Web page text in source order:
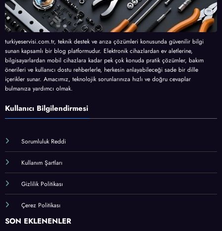
turkiyeservisi.com.tr, teknik destek ve arıza çözümleri konusunda güvenilir bilgi
sunan kapsamlı bir blog platformudur. Elektronik cihazlardan ev aletlerine,
bilgisayarlardan mobil cihazlara kadar pek çok konuda pratik çözümler, bakım
önerileri ve kullanıcı dostu rehberlerle, herkesin anlayabileceği sade bir dille
içerikler sunar. Amacımız, teknolojik sorunlarınıza hızlı ve doğru cevaplar
bulmanıza yardımcı olmak.
Kullanıcı Bilgilendirmesi
Sorumluluk Reddi
Kullanım Şartları
Gizlilik Politikası
Çerez Politikası
SON EKLENENLER